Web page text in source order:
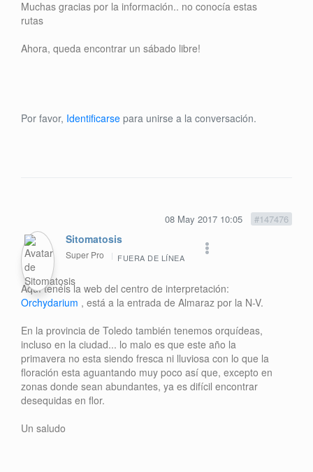
Muchas gracias por la información.. no conocía estas
rutas
Ahora, queda encontrar un sábado libre!
Por favor, Identificarse para unirse a la conversación.
08 May 2017 10:05 #147476
Sitomatosis
Super Pro FUERA DE LÍNEA
Aquí tenéis la web del centro de interpretación:
Orchydarium , está a la entrada de Almaraz por la N-V.
En la provincia de Toledo también tenemos orquídeas,
incluso en la ciudad... lo malo es que este año la
primavera no esta siendo fresca ni lluviosa con lo que la
floración esta aguantando muy poco así que, excepto en
zonas donde sean abundantes, ya es difícil encontrar
desequidas en flor.
Un saludo